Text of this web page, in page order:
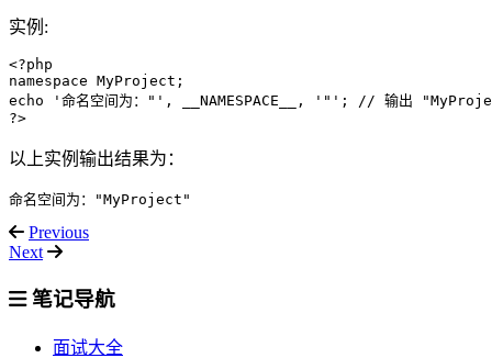
实例:
<?php
namespace MyProject;
echo '命名空间为："', __NAMESPACE__, '"'; // 输出
?>
以上实例输出结果为：
命名空间为："MyProject"
Previous
Next
笔记导航
面试大全